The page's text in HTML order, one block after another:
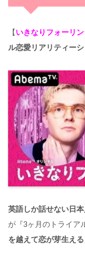
【いきなりフォーリ
ル恋愛リアリティー
英語しか話せない日
が『3ヶ月のトライア
を越えて恋が芽生える